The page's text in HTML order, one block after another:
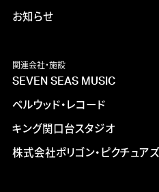
お知らせ
関連会社・施設
SEVEN SEAS MUSIC
ベルウッド・レコード
キング関口台スタジオ
株式会社ポリゴン・ピクチュアズ